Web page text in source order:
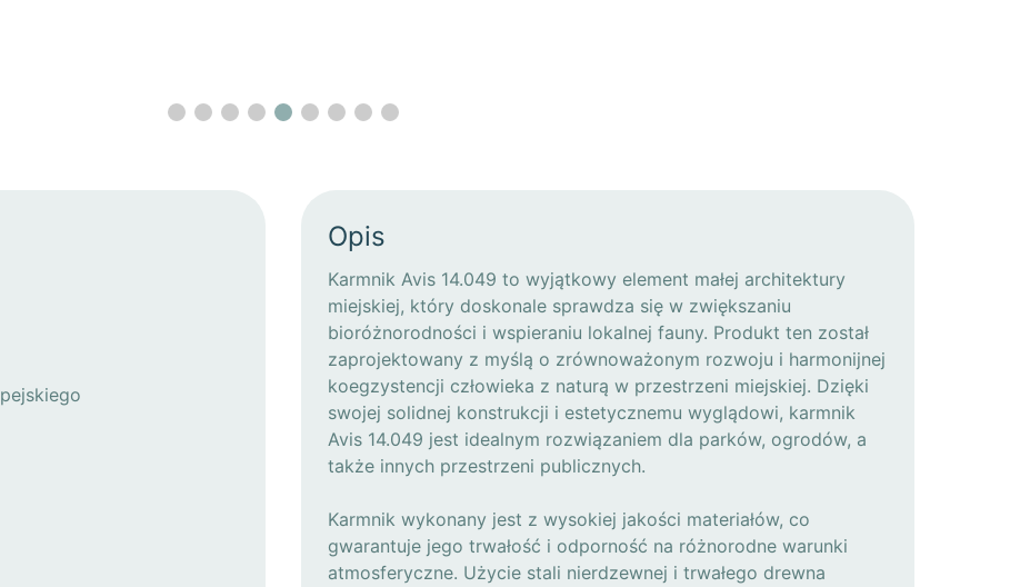
Opis
Karmnik Avis 14.049 to wyjątkowy element małej architektury
miejskiej, który doskonale sprawdza się w zwiększaniu
bioróżnorodności i wspieraniu lokalnej fauny. Produkt ten został
zaprojektowany z myślą o zrównoważonym rozwoju i harmonijnej
koegzystencji człowieka z naturą w przestrzeni miejskiej. Dzięki
swojej solidnej konstrukcji i estetycznemu wyglądowi, karmnik
Avis 14.049 jest idealnym rozwiązaniem dla parków, ogrodów, a
także innych przestrzeni publicznych.
Karmnik wykonany jest z wysokiej jakości materiałów, co
gwarantuje jego trwałość i odporność na różnorodne warunki
atmosferyczne. Użycie stali nierdzewnej i trwałego drewna